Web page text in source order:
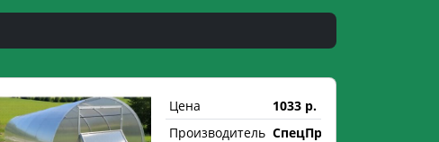
Цена
1033 р.
Производитель СпецПрофРесурс